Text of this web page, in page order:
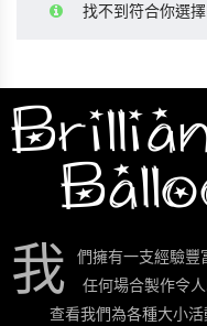
找不到符合你選擇
我
們擁有一支經驗豐
任何場合製作令
查看我們為各種大小